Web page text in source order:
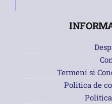
Termeni si
Politica de